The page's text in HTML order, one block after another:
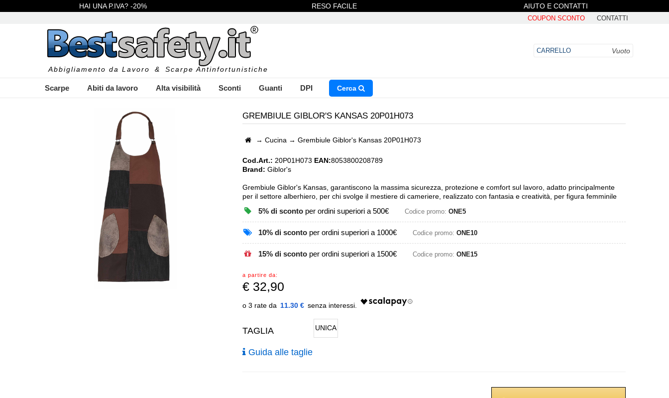
HAI UNA P.IVA? -20% RESO FACILE AIUTO E CONTATTI
COUPON SCONTO CONTATTI
Abbigliamento da Lavoro & Scarpe Antinfortunistiche
CARRELLO Vuoto
Scarpe Abiti da lavoro Alta visibilità Sconti Guanti DPI Cerca
CHIUDI RICERCA
GREMBIULE GIBLOR'S KANSAS 20P01H073
→ Cucina → Grembiule Giblor's Kansas 20P01H073
Cod.Art.: 20P01H073 EAN:8053800208789
Brand: Giblor's
Grembiule Giblor's Kansas, garantiscono la massima sicurezza, protezione e comfort sul lavoro, adatto principalmente
per il settore alberhiero, per chi svolge il mestiere di cameriere, realizzato con fantasia e creatività, per figura femminile
5% di scontoper ordini superiori a 500€ Codice promo: ONE5
10% di scontoper ordini superiori a 1000€ Codice promo: ONE10
15% di scontoper ordini superiori a 1500€ Codice promo: ONE15
a partire da:
€ 32,90
11.30 €
TAGLIA UNICA
Guida alle taglie